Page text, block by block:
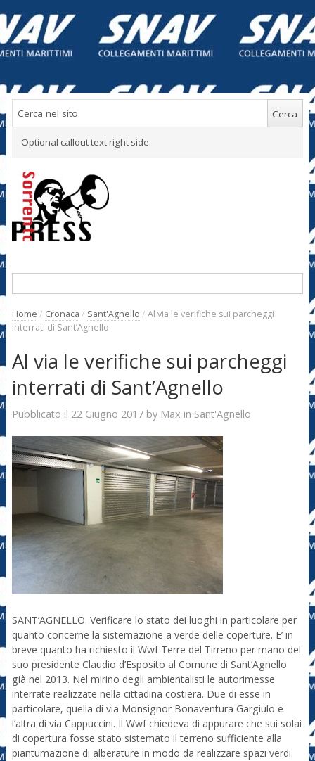
Optional callout text right side.
Home / Cronaca / Sant'Agnello / Al via le verifiche sui parcheggi
interrati di Sant’Agnello
Al via le verifiche sui parcheggi
interrati di Sant’Agnello
Pubblicato il 22 Giugno 2017by Max in Sant'Agnello
SANT’AGNELLO. Verificare lo stato dei luoghi in particolare per
quanto concerne la sistemazione a verde delle coperture. E’ in
breve quanto ha richiesto il Wwf Terre del Tirreno per mano del
suo presidente Claudio d’Esposito al Comune di Sant’Agnello
già nel 2013. Nel mirino degli ambientalisti le autorimesse
interrate realizzate nella cittadina costiera. Due di esse in
particolare, quella di via Monsignor Bonaventura Gargiulo e
l’altra di via Cappuccini. Il Wwf chiedeva di appurare che sui solai
di copertura fosse stato sistemato il terreno sufficiente alla
piantumazione di alberature in modo da realizzare spazi verdi.